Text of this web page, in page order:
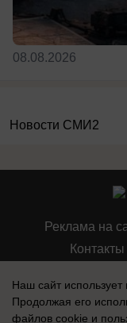
08.08.2026
Новости СМИ2
Реклама на
Контакты
Наш сайт использует
Продолжая его
файлов cookie и